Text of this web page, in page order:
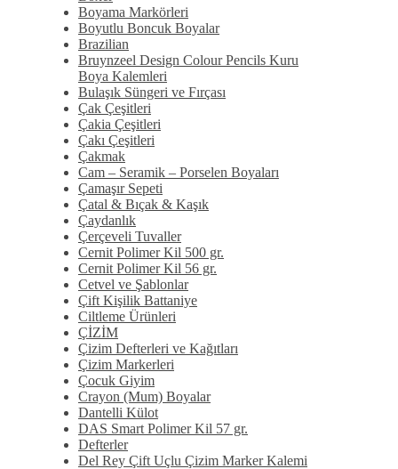
Boyama Markörleri
Boyutlu Boncuk Boyalar
Brazilian
Bruynzeel Design Colour Pencils Kuru
Boya Kalemleri
Bulaşık Süngeri ve Fırçası
Çak Çeşitleri
Çakia Çeşitleri
Çakı Çeşitleri
Çakmak
Cam – Seramik – Porselen Boyaları
Çamaşır Sepeti
Çatal & Bıçak & Kaşık
Çaydanlık
Çerçeveli Tuvaller
Cernit Polimer Kil 500 gr.
Cernit Polimer Kil 56 gr.
Cetvel ve Şablonlar
Çift Kişilik Battaniye
Ciltleme Ürünleri
ÇİZİM
Çizim Defterleri ve Kağıtları
Çizim Markerleri
Çocuk Giyim
Crayon (Mum) Boyalar
Dantelli Külot
DAS Smart Polimer Kil 57 gr.
Defterler
Del Rey Çift Uçlu Çizim Marker Kalemi